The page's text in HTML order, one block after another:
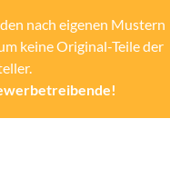
nach eigenen Mustern
keine Original-Teile der